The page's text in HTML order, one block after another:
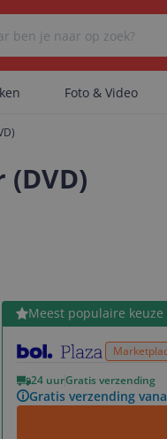
Er zijn
Foto & Video
(DVD)
Meest populaire keuze
24 uurGratis verzending
Gratis verzending
Bekijk product